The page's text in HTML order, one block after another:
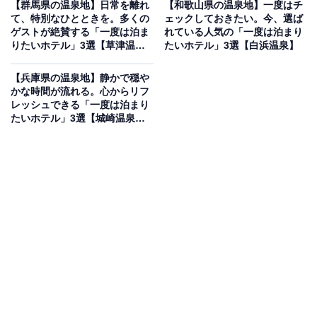
式Webサイトより）
「有馬温泉 有馬グランドホテル」は、有馬の街並みを一
望する小高い丘に建つ名宿です。開放感あふれる展望大
浴苑「雲海」では、金泉・銀泉の露天風呂を絶景ととも
に堪能できます。地下2階の大浴場「ゆらり」には立ち
湯やホワイトイオンバスなど多彩な湯船が揃い、5種類
【群馬県の温泉地】日常を離れ
て、特別なひとときを。多くの
ゲストが絶賛する「一度は泊ま
りたいホテル」3選【草津温
【和歌山県の温泉地】一度はチ
ェックしておきたい。今、選ば
れている人気の「一度は泊まり
たいホテル」3選【白浜温泉】
【兵庫県の温泉地】静かで穏や
かな時間が流れる。心からリフ
レッシュできる「一度は泊まり
たいホテル」3選【城崎温泉・